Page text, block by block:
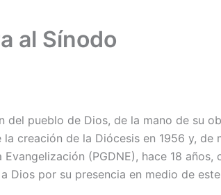
al Sínodo
pueblo de Dios, de la mano de su
creación de la Diócesis en 1956 y, de
(PGDNE), hace 18
por su presencia en medio de